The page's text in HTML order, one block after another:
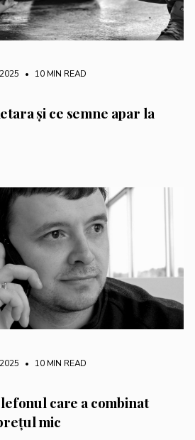
• 10 MIN READ
și ce semne apar la
• 10 MIN READ
care a combinat
mic